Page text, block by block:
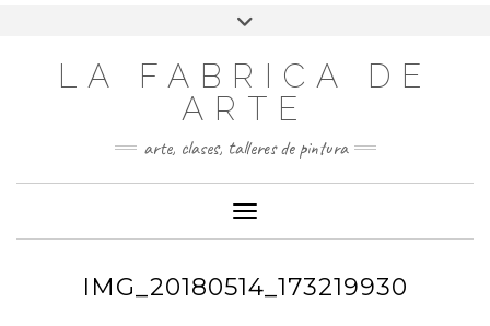
LA FABRICA DE
ARTE
arte, clases, talleres de pintura
Cambiar modo de navegación
IMG_20180514_173219930